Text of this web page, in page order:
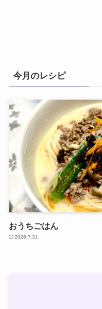
今月のレシピ
おうちごはん
2026.7.31